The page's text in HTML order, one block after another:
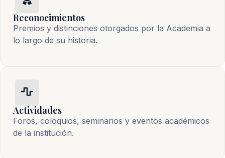
Reconocimientos
Premios y distinciones otorgados por la Academia a
lo largo de su historia.
Actividades
Foros, coloquios, seminarios y eventos académicos
de la institución.